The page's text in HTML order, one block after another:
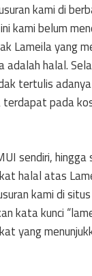
kami di
kami belum
Lameila yang
adalah halal.
tertulis
terdapat pada
sendiri, hingga
halal atas
kami di situs
kata kunci
yang